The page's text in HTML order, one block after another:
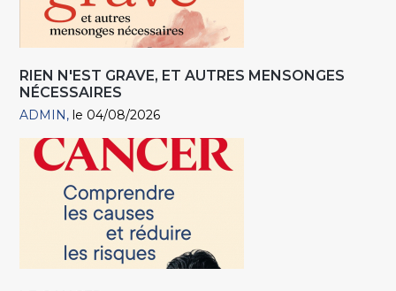
RIEN N'EST GRAVE, ET AUTRES MENSONGES
NÉCESSAIRES
ADMIN le 04/08/2026